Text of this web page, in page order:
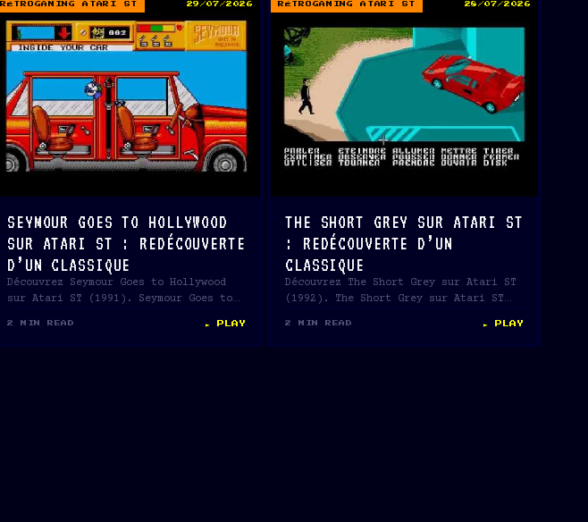
RÉTROGAMING ATARI ST 29/07/2026
SEYMOUR GOES TO HOLLYWOOD
SUR ATARI ST : REDÉCOUVERTE
D’UN CLASSIQUE
Découvrez Seymour Goes to Hollywood
sur Atari ST (1991). Seymour Goes to
2 MIN READ ► PLAY
RÉTROGAMING ATARI ST 28/07/2026
THE SHORT GREY SUR ATARI ST
: REDÉCOUVERTE D’UN
CLASSIQUE
Découvrez The Short Grey sur Atari ST
(1992). The Short Grey sur Atari ST
2 MIN READ ► PLAY